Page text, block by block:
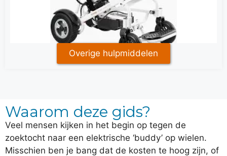
Overige hulpmiddelen
Waarom deze gids?
Veel mensen kijken in het begin op tegen de
zoektocht naar een elektrische ‘buddy’ op wielen.
Misschien ben je bang dat de kosten te hoog zijn, of